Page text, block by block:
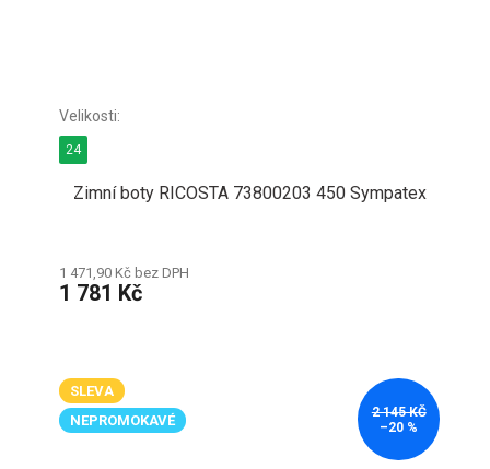
Zimní boty RICOSTA 73800203 450 Sympatex
1 471,90 Kč bez DPH
1 781 Kč
24
SLEVA
NEPROMOKAVÉ
2 145 KČ
–20 %